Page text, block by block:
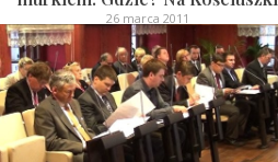
26 marca 2011